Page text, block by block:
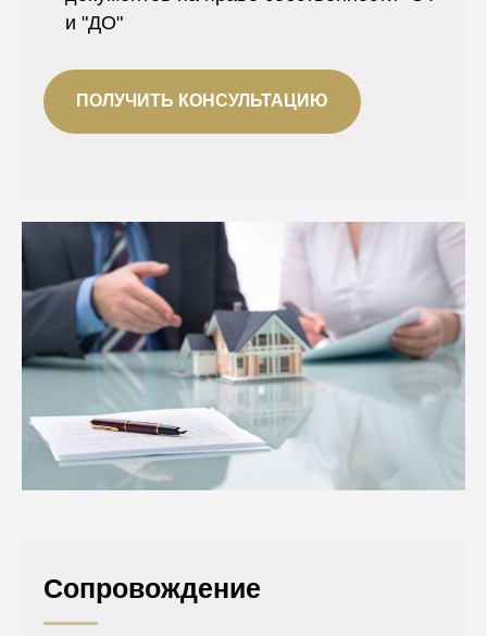
и "ДО"
ПОЛУЧИТЬ КОНСУЛЬТАЦИЮ
Сопровождение